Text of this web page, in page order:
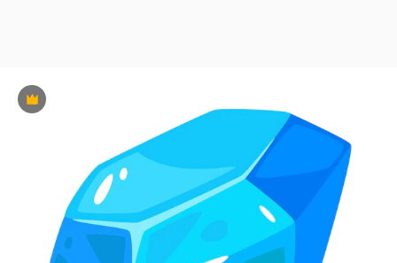
Премиум